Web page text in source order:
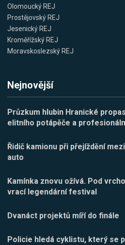
Olomoucký REJ
Prostějovský REJ
Jesenický REJ
Kroměřížský REJ
Moravskoslezský REJ
Nejnovější
Průzkum hlubin Hranické
elitního potápěče a
Řidič kamionu při přejíždění
auto
Kamínka znovu ožívá. Pod
vrací legendární festival
Dvanáct projektů míří do finále
Policie hledá cyklistu, který se